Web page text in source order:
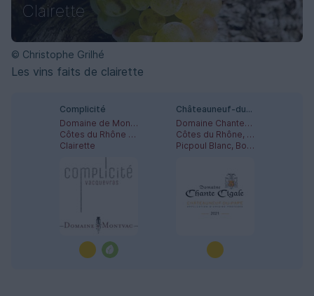
Clairette
© Christophe Grilhé
Les vins faits de clairette
Complicité
Domaine de Montvac
Côtes du Rhône méridionales, Vacqueyras
Clairette
Châteauneuf-du-Pape Blanc
Domaine Chante-Cigale
Côtes du Rhône, Châteauneuf-du-Pape
Picpoul Blanc, Bourboulenc, Clairette, Roussanne, Grenache Blanc